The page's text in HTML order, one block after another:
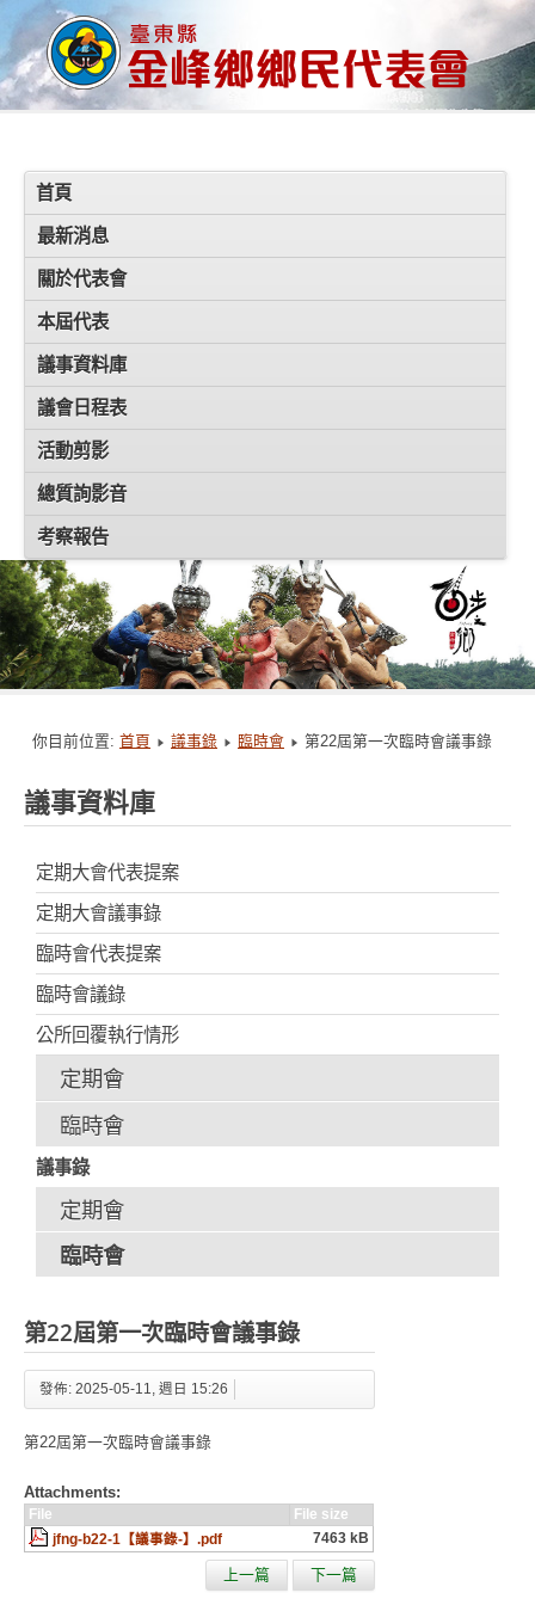
首頁
最新消息
關於代表會
本屆代表
議事資料庫
議會日程表
活動剪影
總質詢影音
考察報告
你目前位置: 首頁 議事錄 臨時會 第22屆第一次臨時會議事錄
議事資料庫
定期大會代表提案
定期大會議事錄
臨時會代表提案
臨時會議錄
公所回覆執行情形
定期會
臨時會
議事錄
定期會
臨時會
第22屆第一次臨時會議事錄
發佈: 2025-05-11, 週日 15:26
第22屆第一次臨時會議事錄
Attachments:
File
File size
jfng-b22-1【議事錄-】.pdf
7463 kB
上一篇 下一篇